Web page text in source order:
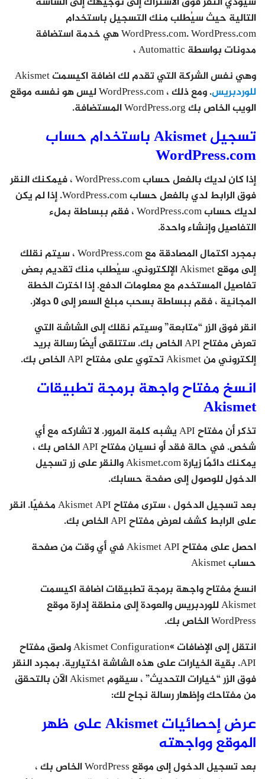
التالية حيث سيُطلب منك التسجيل باستخدام
WordPress.com. WordPress.com هي خدمة استضافة
مدونات بواسطة Automattic ،
وهي نفس الشركة التي تقدم لك اضافة اكيسمت Akismet
للوردبريس
. ومع ذلك ، WordPress.com ليس هو نفسه موقع
الويب الخاص بك WordPress.org المستضافة.
تسجيل Akismet باستخدام حساب
WordPress.com
إذا كان لديك بالفعل حساب WordPress.com ، فيمكنك النقر
فوق الرابط لدي بالفعل حساب WordPress.com. إذا لم يكن
لديك حساب WordPress.com ، فقم ببساطة بملء
التفاصيل وإنشاء واحدة.
بمجرد اكتمال المصادقة مع WordPress.com ، سيتم نقلك
إلى موقع Akismet الإلكتروني. سيُطلب منك تقديم بعض
تفاصيل المستخدم مع معلومات الدفع. إذا اخترت الخطة
المجانية ، فقم ببساطة بسحب مبلغ السعر إلى 0 دولار.
انقر فوق الزر “متابعة” وسيتم نقلك إلى الشاشة التي
تعرض مفتاح API الخاص بك. ستتلقى أيضًا رسالة بريد
إلكتروني من Akismet تحتوي على مفتاح API الخاص بك.
انسخ مفتاح واجهة برمجة تطبيقات
Akismet
تذكر أن مفتاح API يشبه كلمة المرور. لا تشاركه مع أي
شخص. في حالة فقد أو نسيان مفتاح API الخاص بك ،
يمكنك دائمًا زيارة Akismet.com والنقر على زر تسجيل
الدخول للوصول إلى صفحة حسابك.
بعد تسجيل الدخول ، سترى مفتاح Akismet API مخفيًا. انقر
على الرابط كشف لعرض مفتاح API الخاص بك.
احصل على مفتاح Akismet API في أي وقت من صفحة
حساب Akismet
انسخ مفتاح واجهة برمجة تطبيقات اضافة اكيسمت
Akismet للوردبريس والعودة إلى منطقة إدارة موقع
WordPress الخاص بك.
انتقل إلى الإضافات »Akismet Configuration ولصق مفتاح
API. بقية الخيارات على هذه الشاشة اختيارية. بمجرد النقر
فوق الزر “خيارات التحديث” ، سيقوم Akismet الآن بالتحقق
من مفتاحك وإظهار رسالة نجاح لك:
عرض إحصائيات Akismet على ظهر
الموقع وواجهته
بعد تسجيل الدخول إلى موقع WordPress الخاص بك ،